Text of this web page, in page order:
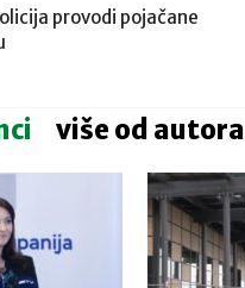
provodi pojačane
više od autora